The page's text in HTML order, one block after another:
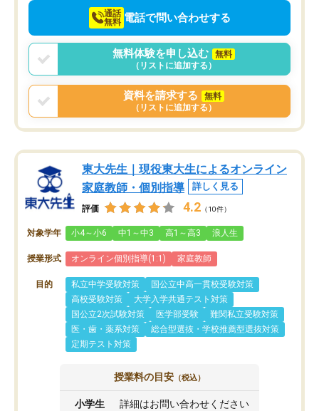
通話
無料 電話で問い合わせする
無料体験を申し込む
無料
（リストに追加する）
資料を請求する
無料
（リストに追加する）
東大先生｜現役東大生によるオンライン
家庭教師・個別指導
詳しく見る
評価 4.2 （10件）
対象学年 小4～小6 中1～中3 高1～高3 浪人生
授業形式 オンライン個別指導(1:1) 家庭教師
目的 私立中学受験対策
国公立中高一貫校受験対策
高校受験対策
大学入学共通テスト対策
国公立2次試験対策
医学部受験
難関私立受験対策
医・歯・薬系対策
総合型選抜・学校推薦型選抜対策
定期テスト対策
授業料の目安 （税込）
小学生 詳細はお問い合わせください